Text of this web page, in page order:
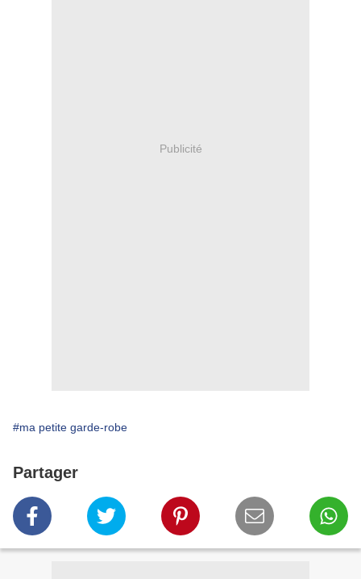
Publicité
#ma petite garde-robe
Partager